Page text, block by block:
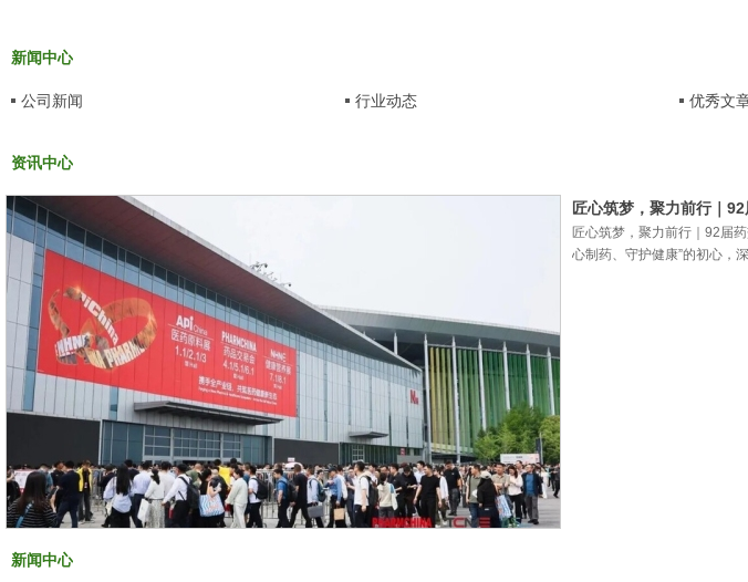
新闻中心
公司新闻 行业动态 优秀文
资讯中心
匠心筑梦，聚力前行｜
匠心筑梦，聚力前行｜92届
心制药、守护健康”的初心，
新闻中心